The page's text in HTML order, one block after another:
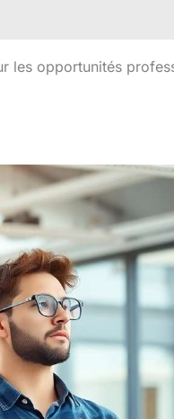
les opportunités